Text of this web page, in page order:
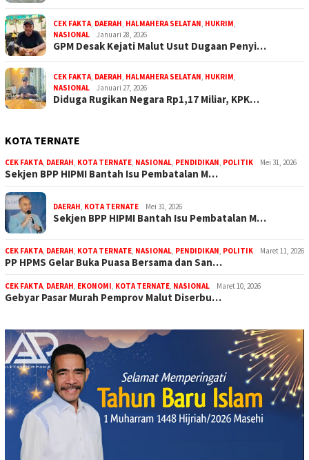
CEK FAKTA, DAERAH, HALMAHERA SELATAN, HUKRIM,
NASIONAL
Januari 28, 2026
GPM Desak Kejati Malut Usut Dugaan Penyi…
CEK FAKTA, DAERAH, HALMAHERA SELATAN, HUKRIM,
NASIONAL
Januari 27, 2026
Diduga Rugikan Negara Rp1,17 Miliar, KPK…
KOTA TERNATE
CEK FAKTA, DAERAH, KOTA TERNATE, NASIONAL, PENDIDIKAN, POLITIK Mei 31, 2026
Sekjen BPP HIPMI Bantah Isu Pembatalan M…
DAERAH, KOTA TERNATE Mei 31, 2026
Sekjen BPP HIPMI Bantah Isu Pembatalan M…
CEK FAKTA, DAERAH, KOTA TERNATE, NASIONAL, PENDIDIKAN, POLITIK Maret 11, 2026
PP HPMS Gelar Buka Puasa Bersama dan San…
CEK FAKTA, DAERAH, EKONOMI, KOTA TERNATE, NASIONAL Maret 10, 2026
Gebyar Pasar Murah Pemprov Malut Diserbu…